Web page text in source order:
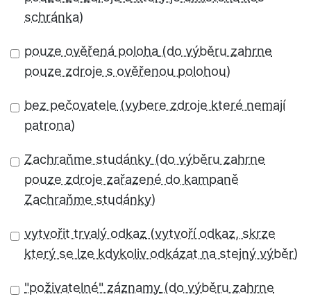
pouze ověřená poloha
bez pečovatele
Zachraňme studánky
vytvořit trvalý odkaz
"poživatelné" záznamy